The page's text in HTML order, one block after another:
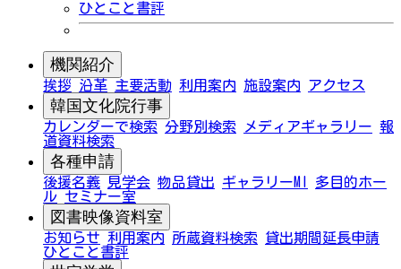
ひとこと書評
機関紹介
挨拶 沿革 主要活動 利用案内 施設案内 アクセス
韓国文化院行事
カレンダーで検索 分野別検索 メディアギャラリー 報
道資料検索
各種申請
後援名義 見学会 物品貸出 ギャラリーMI
多目的ホー
ル セミナー室
図書映像資料室
お知らせ 利用案内 所蔵資料検索
貸出期間延長申請
ひとこと書評